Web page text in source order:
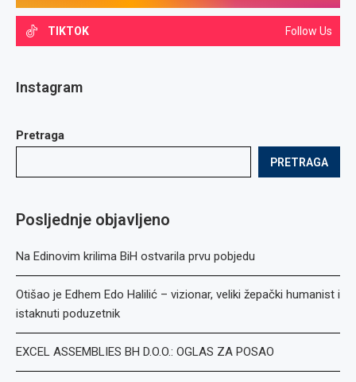
TIKTOK Follow Us
Instagram
Pretraga
PRETRAGA
Posljednje objavljeno
Na Edinovim krilima BiH ostvarila prvu pobjedu
Otišao je Edhem Edo Halilić – vizionar, veliki žepački humanist i
istaknuti poduzetnik
EXCEL ASSEMBLIES BH D.O.O.: OGLAS ZA POSAO